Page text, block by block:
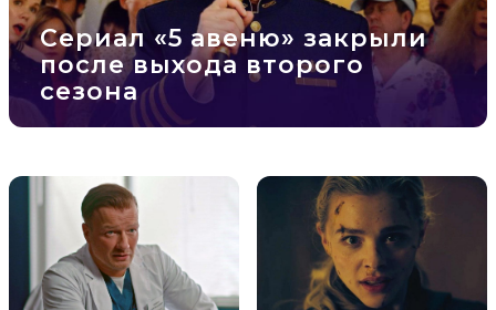
Сериал «5 авеню» закрыли
после выхода второго
сезона